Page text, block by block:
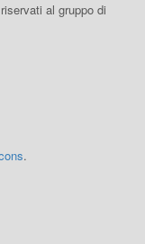
al gruppo di
.